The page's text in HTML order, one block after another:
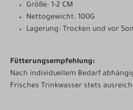
Größe: 1-2 CM
Nettogewicht: 100G
Lagerung: Trocken und vor
Fütterungsempfehlung:
Nach individuellem Bedarf
Frisches Trinkwasser stets